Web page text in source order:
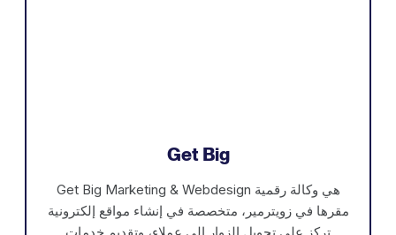
Get Big
Get Big Marketing & Webdesign هي وكالة رقمية
مقرها في زويترمير، متخصصة في إنشاء مواقع إلكترونية